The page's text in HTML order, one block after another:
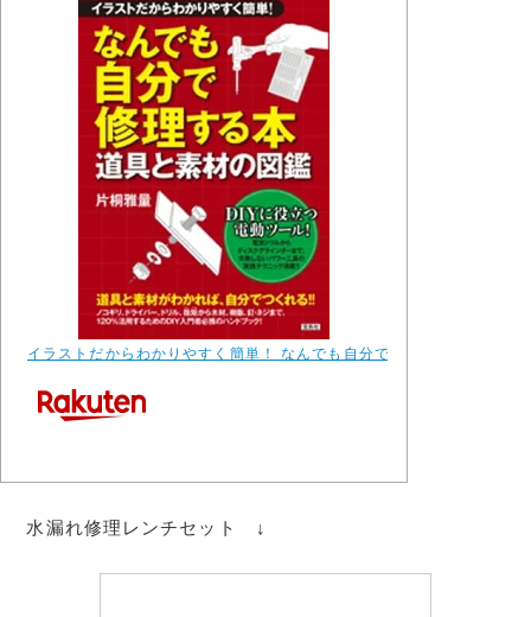
イラストだからわかりやすく簡単！ なんでも自分で修理する本 道具と
水漏れ修理レンチセット ↓